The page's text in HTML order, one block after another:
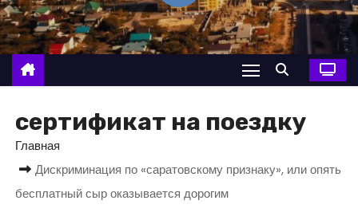
о
м
у
сертификат на поездку
Главная
Дискриминация по «саратовскому признаку», или опять
бесплатный сыр оказывается дорогим